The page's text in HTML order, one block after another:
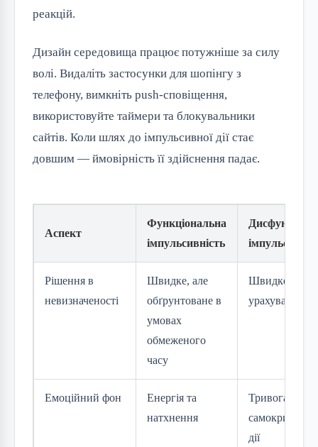
реакцій.
Дизайн середовища працює потужніше за силу
волі. Видаліть застосунки для шопінгу з
телефону, вимкніть push-сповіщення,
використовуйте таймери та блокувальники
сайтів. Коли шлях до імпульсивної дії стає
довшим — ймовірність її здійснення падає.
Аспект
Функціональна
імпульсивність
Рішення в
невизначеності
Швидке, але
обґрунтоване в
умовах
обмеженого
часу
Швидке без
урахування
Емоційний фон
Енергія та
натхнення
Тривога,
самокритика
дії